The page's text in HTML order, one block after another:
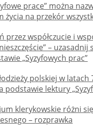
prace” można
życia na przekór
przez współczucie i
–
„Syzyfowych prac”
polskiej w latach
podstawie lektury
klerykowskie różni
– rozprawka